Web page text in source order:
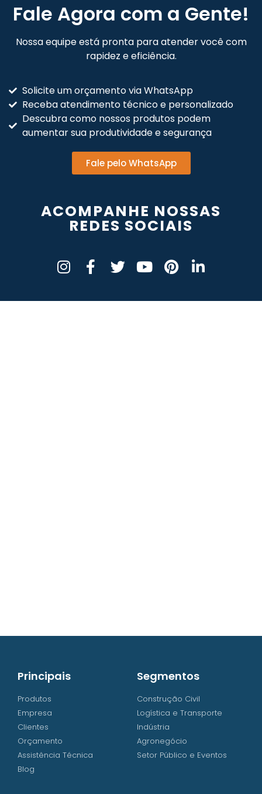
Fale Agora com a Gente!
Nossa equipe está pronta para atender você com
rapidez e eficiência.
Solicite um orçamento via WhatsApp
Receba atendimento técnico e personalizado
Descubra como nossos produtos podem
aumentar sua produtividade e segurança
Fale pelo WhatsApp
ACOMPANHE NOSSAS
REDES SOCIAIS
Principais
Produtos
Empresa
Clientes
Orçamento
Assistência Técnica
Blog
Segmentos
Construção Civil
Logística e Transporte
Indústria
Agronegócio
Setor Público e Eventos